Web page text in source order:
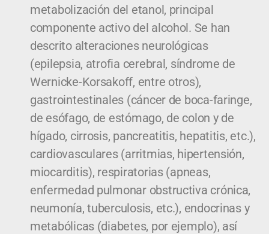
metabolización del etanol, principal
componente activo del alcohol. Se han
descrito alteraciones neurológicas
(epilepsia, atrofia cerebral, síndrome de
Wernicke-Korsakoff, entre otros),
gastrointestinales (cáncer de boca-faringe,
de esófago, de estómago, de colon y de
hígado, cirrosis, pancreatitis, hepatitis, etc.),
cardiovasculares (arritmias, hipertensión,
miocarditis), respiratorias (apneas,
enfermedad pulmonar obstructiva crónica,
neumonía, tuberculosis, etc.), endocrinas y
metabólicas (diabetes, por ejemplo), así